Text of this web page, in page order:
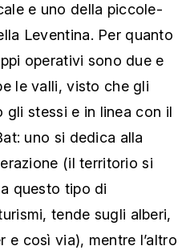
e uno della piccole-
Leventina. Per quanto
operativi sono due e
le valli, visto che gli
stessi e in linea con il
uno si dedica alla
(il territorio si
questo tipo di
tende sugli alberi,
e così via), mentre l’altro